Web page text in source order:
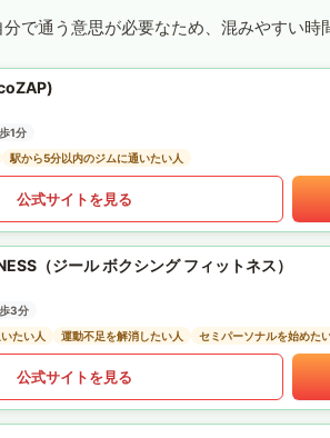
で通う意思が必要なため、混みやすい時
1分
駅から5分以内のジムに通いたい人
公式サイトを見る
（ジール ボクシング フィットネス）
3分
たい人
運動不足を解消したい人 セミパーソナルを始めた
公式サイトを見る